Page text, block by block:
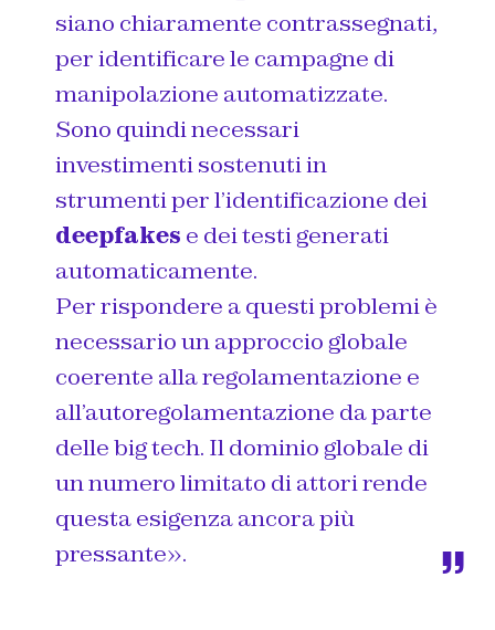
siano chiaramente contrassegnati,
per identificare le campagne di
manipolazione automatizzate.
Sono quindi necessari
investimenti sostenuti in
strumenti per l’identificazione dei
deepfakes e dei testi generati
automaticamente.
Per rispondere a questi problemi è
necessario un approccio globale
coerente alla regolamentazione e
all’autoregolamentazione da parte
delle big tech. Il dominio globale di
un numero limitato di attori rende
questa esigenza ancora più
pressante».